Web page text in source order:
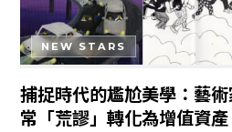
NEW STARS
捕捉時代的尷尬美學：藝
常「荒謬」轉化為增值資產